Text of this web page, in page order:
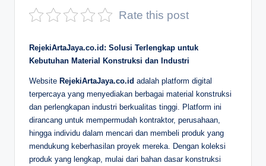
Rate this post
RejekiArtaJaya.co.id: Solusi Terlengkap untuk
Kebutuhan Material Konstruksi dan Industri
Website RejekiArtaJaya.co.id adalah platform digital
terpercaya yang menyediakan berbagai material konstruksi
dan perlengkapan industri berkualitas tinggi. Platform ini
dirancang untuk mempermudah kontraktor, perusahaan,
hingga individu dalam mencari dan membeli produk yang
mendukung keberhasilan proyek mereka. Dengan koleksi
produk yang lengkap, mulai dari bahan dasar konstruksi